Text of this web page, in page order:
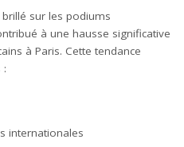
brillé sur les podiums
à une hausse significative
à Paris. Cette tendance
:
internationales